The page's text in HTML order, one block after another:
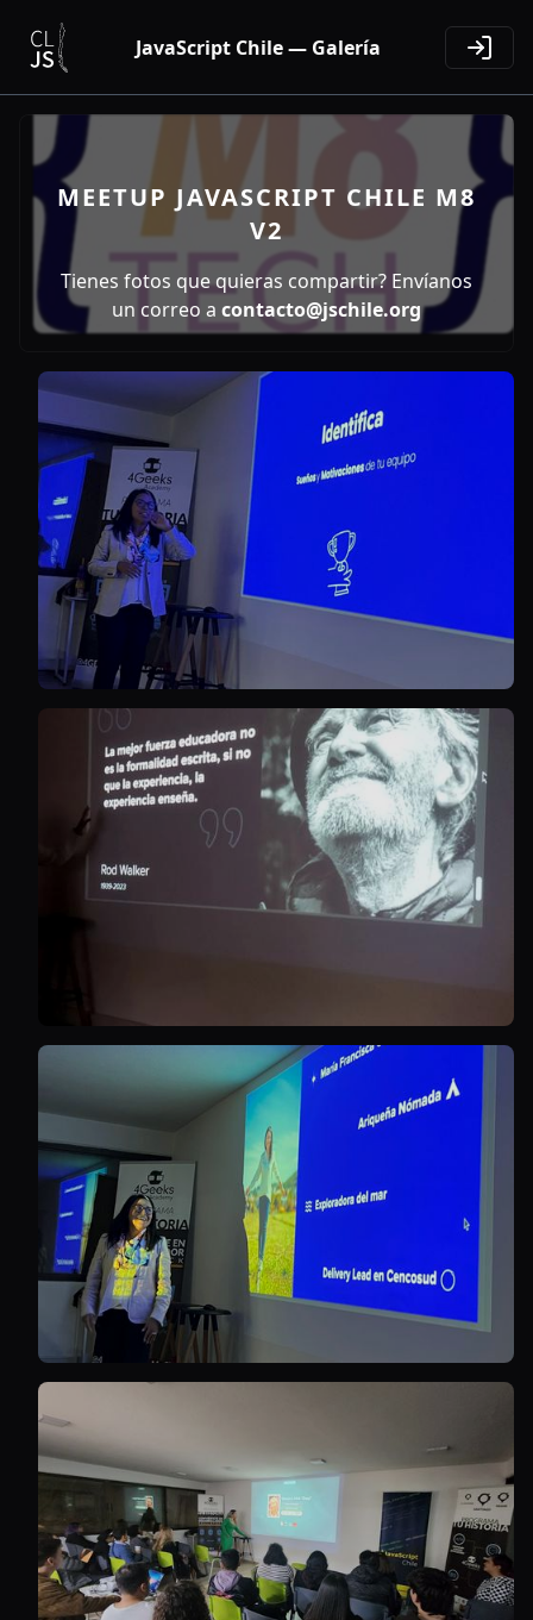
JavaScript Chile — Galería
MEETUP JAVASCRIPT CHILE M8
V2
Tienes fotos que quieras compartir? Envíanos
un correo a contacto@jschile.org